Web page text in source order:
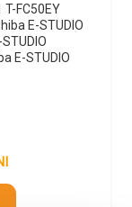
FC50EY
E-STUDIO
E-STUDIO